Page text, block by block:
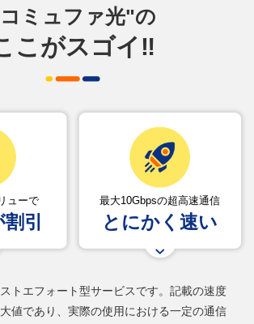
ミュファ光"の
こがスゴイ‼
ューで
引
最大10Gbpsの超高速通信
とにかく速い
トエフォート型サービスです。記載の速度
値であり、実際の使用における一定の通信